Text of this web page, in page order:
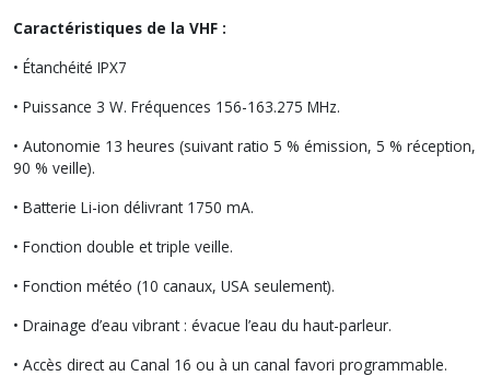
Caractéristiques de la VHF :
• Étanchéité IPX7
• Puissance 3 W. Fréquences 156-163.275 MHz.
• Autonomie 13 heures (suivant ratio 5 % émission, 5 % réception,
90 % veille).
• Batterie Li-ion délivrant 1750 mA.
• Fonction double et triple veille.
• Fonction météo (10 canaux, USA seulement).
• Drainage d’eau vibrant : évacue l’eau du haut-parleur.
• Accès direct au Canal 16 ou à un canal favori programmable.